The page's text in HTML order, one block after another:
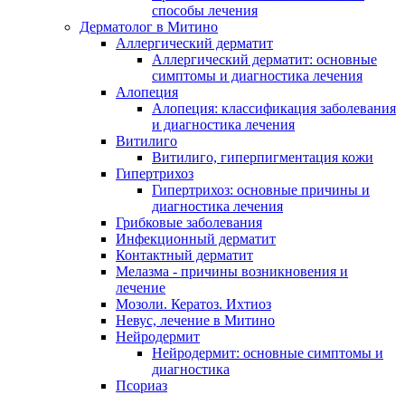
способы лечения
Дерматолог в Митино
Аллергический дерматит
Аллергический дерматит: основные
симптомы и диагностика лечения
Алопеция
Алопеция: классификация заболевания
и диагностика лечения
Витилиго
Витилиго, гиперпигментация кожи
Гипертрихоз
Гипертрихоз: основные причины и
диагностика лечения
Грибковые заболевания
Инфекционный дерматит
Контактный дерматит
Мелазма - причины возникновения и
лечение
Мозоли. Кератоз. Ихтиоз
Невус, лечение в Митино
Нейродермит
Нейродермит: основные симптомы и
диагностика
Псориаз